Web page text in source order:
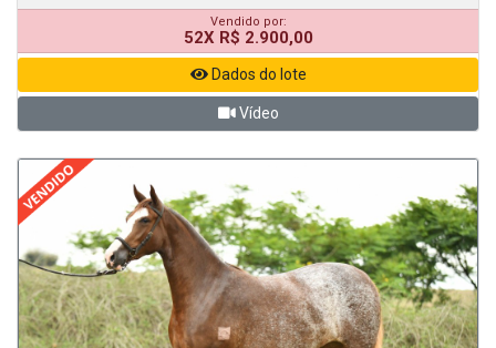
Vendido por:
52X R$ 2.900,00
Dados do lote
Vídeo